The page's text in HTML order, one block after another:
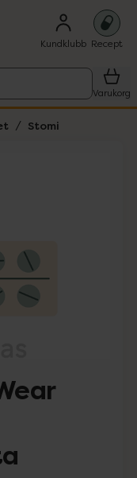
Kundklubb Recept
Varukorg
Stomi